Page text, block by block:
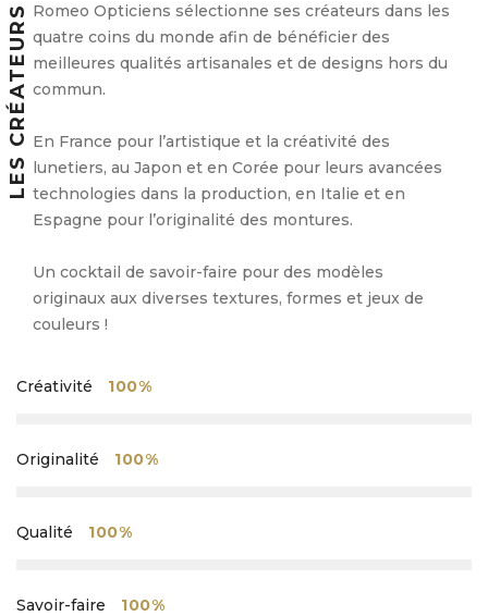
LES CRÉATEURS Romeo Opticiens sélectionne ses créateurs dans les
quatre coins du monde afin de bénéficier des
meilleures qualités artisanales et de designs hors du
commun.
En France pour l’artistique et la créativité des
lunetiers, au Japon et en Corée pour leurs avancées
technologies dans la production, en Italie et en
Espagne pour l’originalité des montures.
Un cocktail de savoir-faire pour des modèles
originaux aux diverses textures, formes et jeux de
couleurs !
Créativité 100%
Originalité 100%
Qualité 100%
Savoir-faire 100%